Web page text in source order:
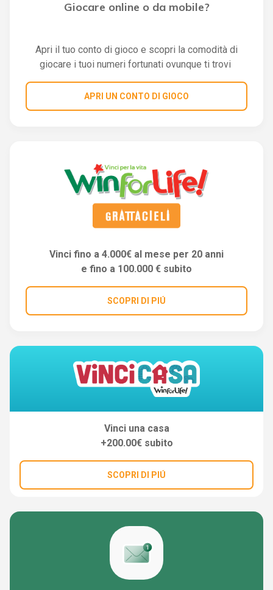
Giocare online o da mobile?
Apri il tuo conto di gioco e scopri la comodità di
giocare i tuoi numeri fortunati ovunque ti trovi
APRI UN CONTO DI GIOCO
Vinci fino a 4.000€ al mese per 20 anni
e fino a 100.000 € subito
SCOPRI DI PIÚ
Vinci una casa
+200.00€ subito
SCOPRI DI PIÚ